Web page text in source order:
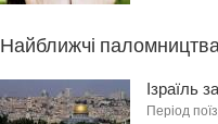
Найближчі
Ізраїль
Період